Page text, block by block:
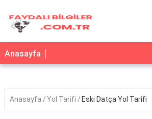
Anasayfa
Anasayfa Yol Tarifi Eski Datça Yol Tarifi